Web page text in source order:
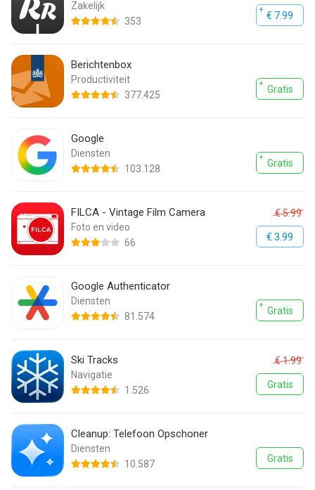
353
Zakelijk
€ 7.99
Berichtenbox
377.425
Productiviteit
Gratis
Google
103.128
Diensten
Gratis
FILCA - Vintage Film Camera
66
Foto en video
€ 5.99
€ 3.99
Google Authenticator
81.574
Diensten
Gratis
Ski Tracks
1.526
Navigatie
€ 1.99
Gratis
Cleanup: Telefoon Opschoner
10.587
Diensten
Gratis